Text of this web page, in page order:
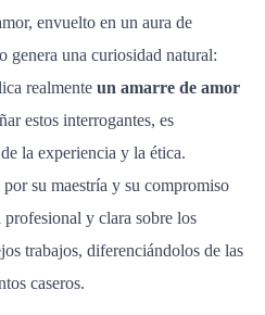
envuelto en un aura de
genera una curiosidad natural:
realmente un amarre de amor
estos interrogantes, es
la experiencia y la ética.
su maestría y su compromiso
y clara sobre los
trabajos, diferenciándolos de las
caseros.